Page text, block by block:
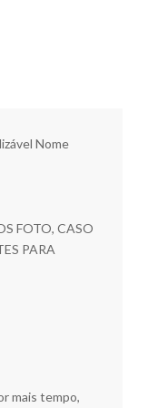
Nome
FOTO, CASO
PARA
mais tempo,